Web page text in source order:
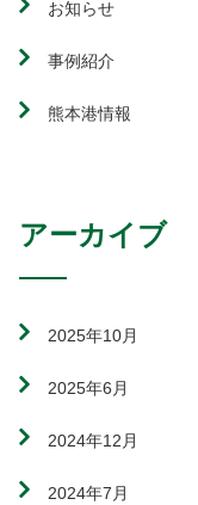
お知らせ
事例紹介
熊本港情報
アーカイブ
2025年10月
2025年6月
2024年12月
2024年7月